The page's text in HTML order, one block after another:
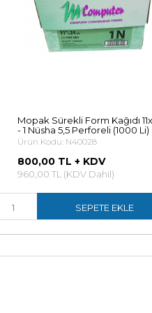
Mopak Sürekli Form Kağıdı
- 1 Nüsha 5,5 Perforeli (1000 Li)
Ürün Kodu: N40028
800,00 TL + KDV
960,00 TL (KDV Dahil)
SEPETE EKLE